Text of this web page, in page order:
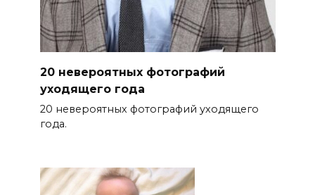
20 невероятных фотографий
уходящего года
20 невероятных фотографий уходящего
года.